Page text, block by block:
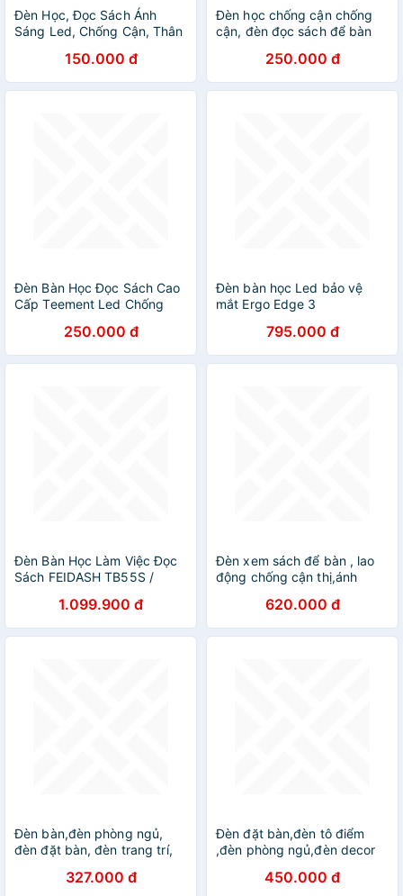
Đèn Học, Đọc Sách Ánh
Sáng Led, Chống Cận, Thân
Hàng Nhập Khẩu Chính
Hãng KitAcoom Kèm Bóng
Led 5W
150.000 đ
Đèn học chống cận chống
cận, đèn đọc sách để bàn
màn hình LED hiện thị ngày -
Hàng chính hãng
250.000 đ
Đèn Bàn Học Đọc Sách Cao
Cấp Teement Led Chống
Vàng Bảo Vệ Mắt- Hàng
Chính Hãng
250.000 đ
Đèn bàn học Led bảo vệ
mắt Ergo Edge 3
làm việc, đọc sách cao cấp
có thể kéo dài và gấp gọn
795.000 đ
Đèn Bàn Học Làm Việc Đọc
Sách FEIDASH TB55S /
Nhiên Giúp Bảo Vệ Mắt,
Chống Cận Thị - Tích Hợp
Sạc Không Dây Cho Điện
1.099.900 đ
Đèn xem sách để bàn , lao
động chống cận thị,ánh
620.000 đ
Đèn bàn,đèn phòng ngủ,
đèn đặt bàn, đèn trang trí,
327.000 đ
Đèn đặt bàn,đèn tô điểm
,đèn phòng ngủ,đèn decor
450.000 đ